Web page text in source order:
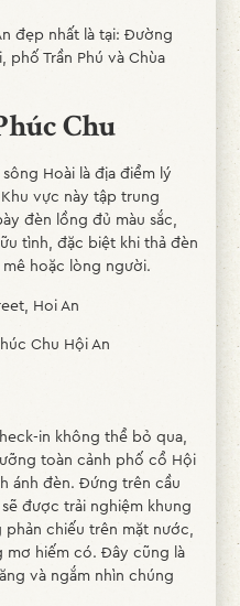
đẹp nhất là tại: Đường
phố Trần Phú và Chùa
Chu
Hoài là địa điểm lý
vực này tập trung
đèn lồng đủ màu sắc,
tình, đặc biệt khi thả đèn
hoặc lòng người.
Chu Hội An
in không thể bỏ qua,
toàn cảnh phố cổ Hội
ánh đèn. Đứng trên cầu
được trải nghiệm khung
chiếu trên mặt nước,
hiếm có. Đây cũng là
và ngắm nhìn chúng